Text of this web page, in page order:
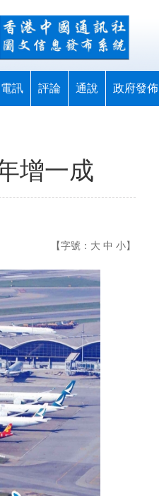
電訊 評論 通說 政府發佈
增一成
【字號： 大 中 小】